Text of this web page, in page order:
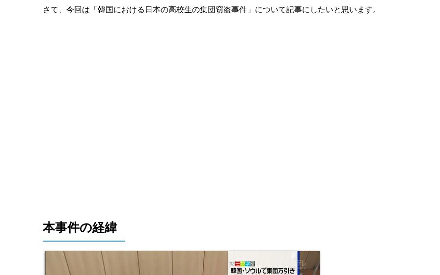
さて、今回は「韓国における日本の高校生の集団窃盗事件」について記事にしたいと思います。
本事件の経緯